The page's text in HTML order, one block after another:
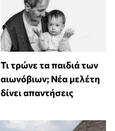
Τι τρώνε τα παιδιά των
αιωνόβιων; Νέα μελέτη
δίνει απαντήσεις